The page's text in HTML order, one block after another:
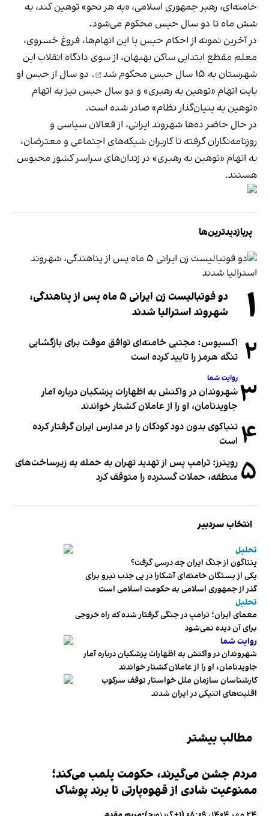
خامنه‌ای، رهبر جمهوری اسلامی، «به هر نحو» توهین کند، به
شش ماه تا دو سال حبس محکوم می‌شود.
در آخرین نمونه از احکام حبس با این اتهام‌ها، فروغ خسروی،
معلم مقطع ابتدایی ساکن بهبهان، از سوی دادگاه انقلاب این
شهرستان به ۱۵ سال حبس
محکوم شد
. دو سال از حبس او
بایت اتهام «توهین به رهبری» و دو سال حبس نیز به اتهام
«توهین به بنیان‌گذار نظام» صادر شده است.
در حال حاضر ده‌ها شهروند ایرانی، از فعالان سیاسی و
روزنامه‌نگاران گرفته تا کاربران شبکه‌های اجتماعی و معترضان،
به اتهام «توهین به رهبری» در زندان‌های سراسر کشور محبوس‌
هستند.
پربازدیدترین‌ها
۱
دو فوتبالیست زن ایرانی ۵ ماه پس از پناهندگی،
شهروند استرالیا شدند
۲ اکسیوس: مجتبی خامنه‌ای توافق موقت برای بازگشایی
تنگه هرمز را تایید کرده است
۳ روایت شما
شهروندان در واکنش به اظهارات پزشکیان درباره آمار
جاویدنامان، او را از عاملان کشتار خواندند
۴ تنباکوی بدون دود کودکان را در مدارس ایران گرفتار کرده
است
۵ رویترز: ترامپ پس از تهدید تهران به حمله به زیرساخت‌های
منطقه، حملات گسترده را متوقف کرد
انتخاب سردبیر
تحلیل
پنتاگون از جنگ ایران چه درسی گرفت؟
یکی از بستگان خامنه‌ای آشکارا در پی جذب نیرو برای
گذر از جمهوری اسلامی به حکومت اسلامی است
تحلیل
معمای ایران؛ ترامپ در جنگی گرفتار شده که راه خروجی
برای آن دیده نمی‌شود
روایت شما
شهروندان در واکنش به اظهارات پزشکیان درباره آمار
جاویدنامان، او را از عاملان کشتار خواندند
کارشناسان سازمان ملل خواستار توقف سرکوب
اقلیت‌های اتنیکی در ایران شدند
مطالب بیشتر
مردم جشن می‌گیرند، حکومت پلمب می‌کند؛
ممنوعیت شادی از قهوه‌پارتی تا برند پوشاک